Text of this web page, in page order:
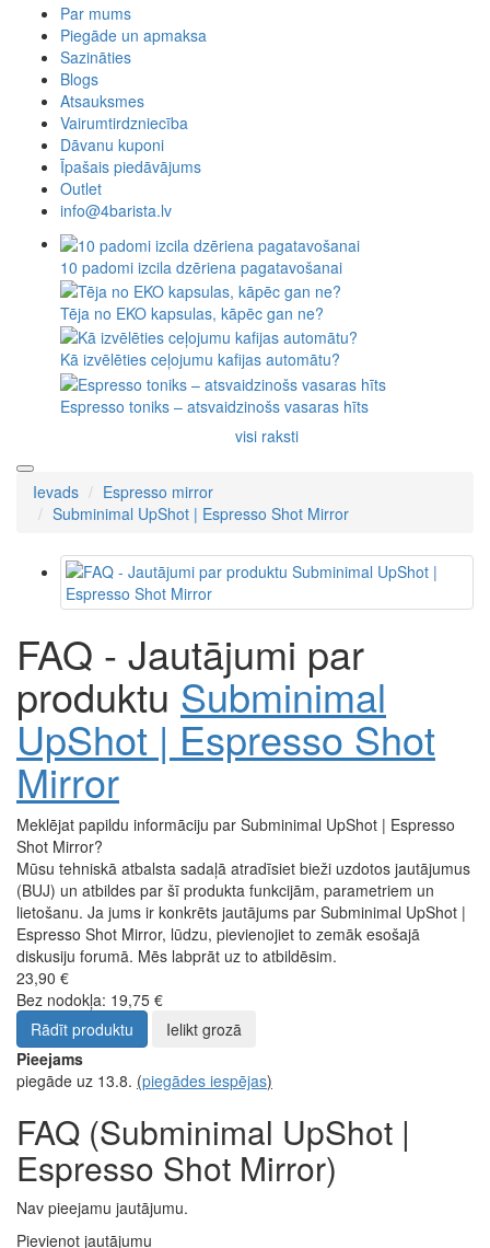
Par mums
Piegāde un apmaksa
Sazināties
Blogs
Atsauksmes
Vairumtirdzniecība
Dāvanu kuponi
Īpašais piedāvājums
Outlet
info@4barista.lv
10 padomi izcila dzēriena pagatavošanai
Tēja no EKO kapsulas, kāpēc gan ne?
Kā izvēlēties ceļojumu kafijas automātu?
Espresso toniks – atsvaidzinošs vasaras hīts
visi raksti
Ievads
Espresso mirror
Subminimal UpShot | Espresso Shot Mirror
FAQ - Jautājumi par
produktu Subminimal
UpShot | Espresso Shot
Mirror
Meklējat papildu informāciju par Subminimal UpShot | Espresso
Shot Mirror?
Mūsu tehniskā atbalsta sadaļā atradīsiet bieži uzdotos jautājumus
(BUJ) un atbildes par šī produkta funkcijām, parametriem un
lietošanu. Ja jums ir konkrēts jautājums par Subminimal UpShot |
Espresso Shot Mirror, lūdzu, pievienojiet to zemāk esošajā
diskusiju forumā. Mēs labprāt uz to atbildēsim.
23,90 €
Bez nodokļa: 19,75 €
Rādīt produktu
Ielikt grozā
Pieejams
piegāde uz 13.8. (piegādes iespējas)
FAQ (Subminimal UpShot |
Espresso Shot Mirror)
Nav pieejamu jautājumu.
Pievienot jautājumu